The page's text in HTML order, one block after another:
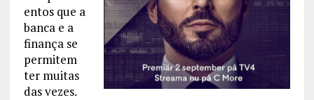
entos que a
banca e a
finança se
permitem
ter muitas
das vezes.